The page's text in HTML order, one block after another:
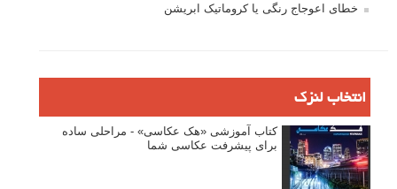
خطای اعوجاج رنگی یا کروماتیک ابریشن
انتخاب لنزک
کتاب آموزشی «هک عکاسی» - مراحلی ساده
برای پیشرفت عکاسی شما